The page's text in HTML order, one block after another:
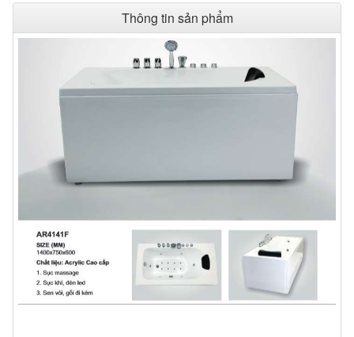
Thông tin sản phẩm